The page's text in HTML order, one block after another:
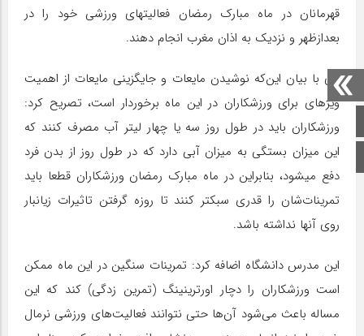
صفحه اصلی
اینستاگرام
قهرمانان در ماه مبارک رمضان فعالیت​های ورزشی خود را در
بعدازظهر و نزدیک به اذان مغرب انجام دهند.
وی با بیان این‌که نوشیدن مایعات و جایگزینی مایعات از اهمیت
ویژه​ای برای ورزشکاران در این ماه برخوردار است، تصریح کرد:
ورزشکاران باید در طول روز سه یا چهار لیتر آب مصرف کنند که
این میزان بستگی به میزان آبی دارد که در طول روز از بدن فرد
دفع می​شود، بنابراین در ماه مبارک رمضان ورزشکاران قطعا باید
تمرینات‌شان را قدری سبک​تر کنند تا روزه گرفتن تاثیرات زیان‎بار
روی آنها نداشته باشد.
این مدرس دانشگاه اضافه کرد: تمرینات سنگین در این ماه ممکن
است ورزشکاران را دچار اورترینینگ (تمرین زدگی) کند که این
مساله باعث می‌شود آن‌ها حتی نتوانند فعالیت‌های ورزشی نرمال